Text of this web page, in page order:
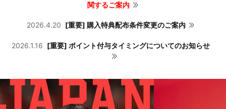
関するご案内
2026.4.20 [重要] 購入特典配布条件変更のご案内
2026.1.16 [重要] ポイント付与タイミングについてのお知らせ